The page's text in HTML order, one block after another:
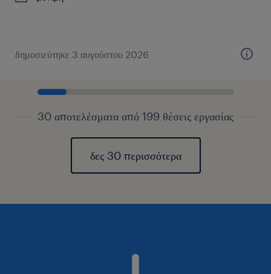
δημοσιεύτηκε 3 αυγούστου 2026
30 αποτελέσματα από 199 θέσεις εργασίας
δες 30 περισσότερα